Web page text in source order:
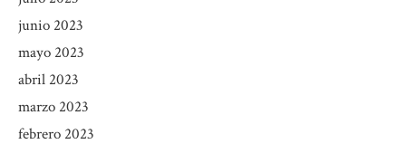
junio 2023
mayo 2023
abril 2023
marzo 2023
febrero 2023